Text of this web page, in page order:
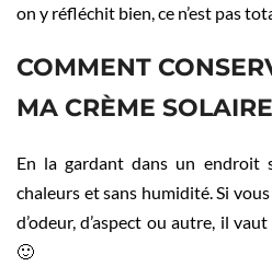
on y réfléchit bien, ce n’est pas
COMMENT
MA CRÈME
En la gardant dans un endroit
chaleurs et sans humidité. Si
d’odeur, d’aspect ou autre, il
🙂